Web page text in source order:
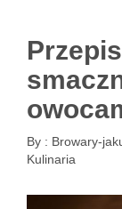
By : Browary-
Kulinaria